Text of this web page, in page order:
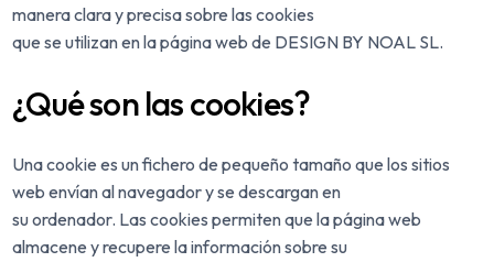
manera clara y precisa sobre las cookies
que se utilizan en la página web de DESIGN BY NOAL SL.
¿Qué son las cookies?
Una cookie es un fichero de pequeño tamaño que los sitios
web envían al navegador y se descargan en
su ordenador. Las cookies permiten que la página web
almacene y recupere la información sobre su